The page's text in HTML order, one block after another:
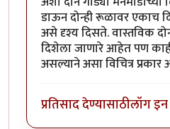
डाऊन दोन्ही रूळावर एकाच
असे दृश्य दिसते. वास्तविक
दिशेला जाणारे आहेत पण
असल्याने असा विचित्र
प्रतिसाद देण्यासाठीलॉग